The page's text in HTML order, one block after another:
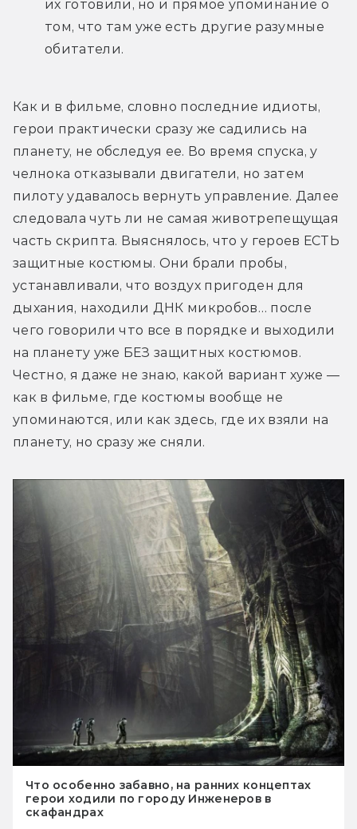
их готовили, но и прямое упоминание о
том, что там уже есть другие разумные
обитатели.
Как и в фильме, словно последние идиоты,
герои практически сразу же садились на
планету, не обследуя ее. Во время спуска, у
челнока отказывали двигатели, но затем
пилоту удавалось вернуть управление. Далее
следовала чуть ли не самая животрепещущая
часть скрипта. Выяснялось, что у героев ЕСТЬ
защитные костюмы. Они брали пробы,
устанавливали, что воздух пригоден для
дыхания, находили ДНК микробов… после
чего говорили что все в порядке и выходили
на планету уже БЕЗ защитных костюмов.
Честно, я даже не знаю, какой вариант хуже —
как в фильме, где костюмы вообще не
упоминаются, или как здесь, где их взяли на
планету, но сразу же сняли.
Что особенно забавно, на ранних концептах
герои ходили по городу Инженеров в
скафандрах